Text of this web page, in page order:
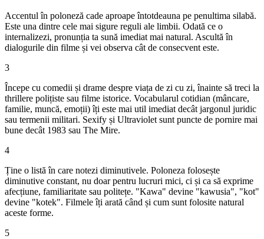
Accentul în poloneză cade aproape întotdeauna pe penultima silabă.
Este una dintre cele mai sigure reguli ale limbii. Odată ce o
internalizezi, pronunția ta sună imediat mai natural. Ascultă în
dialogurile din filme și vei observa cât de consecvent este.
3
Începe cu comedii și drame despre viața de zi cu zi, înainte să treci la
thrillere polițiste sau filme istorice. Vocabularul cotidian (mâncare,
familie, muncă, emoții) îți este mai util imediat decât jargonul juridic
sau termenii militari. Sexify și Ultraviolet sunt puncte de pornire mai
bune decât 1983 sau The Mire.
4
Ține o listă în care notezi diminutivele. Poloneza folosește
diminutive constant, nu doar pentru lucruri mici, ci și ca să exprime
afecțiune, familiaritate sau politețe. "Kawa" devine "kawusia", "kot"
devine "kotek". Filmele îți arată când și cum sunt folosite natural
aceste forme.
5